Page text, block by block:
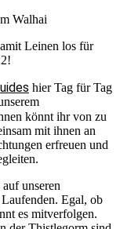
Leinen los für
hier Tag für Tag
könnt ihr von zu
mit ihnen an
erfreuen und
unseren
Egal, ob
es mitverfolgen.